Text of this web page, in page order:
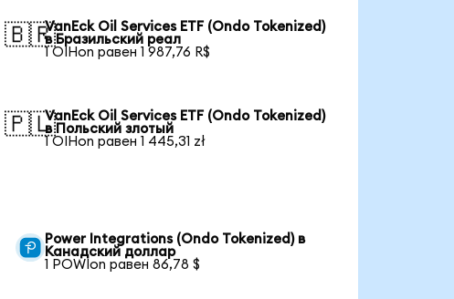
🇧🇷VanEck Oil Services ETF (Ondo Tokenized)
в Бразильский реал
1 OIHon равен 1 987,76 R$
🇵🇱VanEck Oil Services ETF (Ondo Tokenized)
в Польский злотый
1 OIHon равен 1 445,31 zł
Power Integrations (Ondo Tokenized) в
Канадский доллар
1 POWIon равен 86,78 $